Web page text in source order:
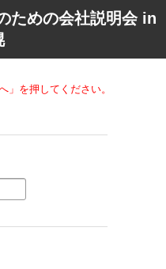
ための会社説明会 in
」を押してください。